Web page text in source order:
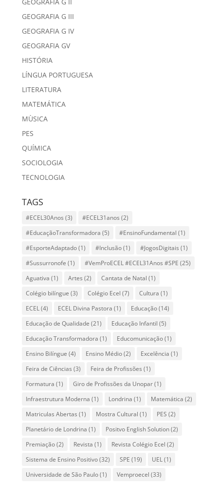
GEOGRAFIA G III
GEOGRAFIA G IV
GEOGRAFIA GV
HISTÓRIA
LÍNGUA PORTUGUESA
LITERATURA
MATEMÁTICA
MÙSICA
PES
QUÍMICA
SOCIOLOGIA
TECNOLOGIA
TAGS
#ECEL30Anos (3) #ECEL31anos (2)
#EducaçãoTransformadora (5) #EnsinoFundamental (1)
#EsporteAdaptado(1) #Inclusão(1) #JogosDigitais (1)
#Sussurronofe (1) #VemProECEL #ECEL31Anos #SPE (25)
Aguativa (1) Artes (2) Cantata de Natal (1)
Colégio bilíngue (3) Colégio Ecel (7) Cultura (1)
ECEL(4) ECEL Divina Pastora (1) Educação(14)
Educação de Qualidade (21) Educação Infantil (5)
Educação Transformadora (1) Educomunicação(1)
Ensino Bilíngue (4) Ensino Médio(2) Excelência (1)
Feira de Ciências (3) Feira de Profissões (1)
Formatura (1) Giro de Profissões da Unopar(1)
Infraestrutura Moderna (1) Londrina (1) Matemática (2)
Matriculas Abertas (1) Mostra Cultural (1) PES (2)
Planetário de Londrina (1) Positvo English Solution(2)
Premiação(2) Revista (1) Revista Colégio Ecel (2)
Sistema de Ensino Positivo(32) SPE (19) UEL(1)
Universidade de São Paulo(1) Vemproecel (33)